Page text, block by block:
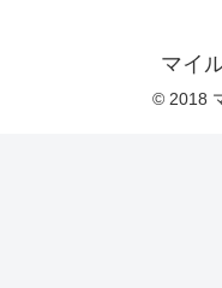
マイ
© 2018